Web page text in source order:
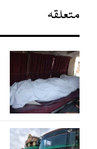
متعلقہ